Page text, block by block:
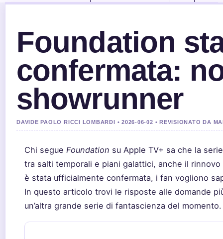
Foundation
confermata:
showrunner
DAVIDE PAOLO RICCI LOMBARDI • 2026-06-02 • REVISIONATO DA
Chi segue Foundation su Apple TV+ sa che la
tra salti temporali e piani galattici, anche il
è stata ufficialmente confermata, i fan vogliono
In questo articolo trovi le risposte alle domande
un’altra grande serie di fantascienza del momento.